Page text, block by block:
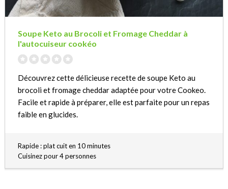
Soupe Keto au Brocoli et Fromage Cheddar à
l'autocuiseur cookéo
Découvrez cette délicieuse recette de soupe Keto au
brocoli et fromage cheddar adaptée pour votre Cookeo.
Facile et rapide à préparer, elle est parfaite pour un repas
faible en glucides.
Rapide : plat cuit en 10 minutes
Cuisinez pour 4 personnes